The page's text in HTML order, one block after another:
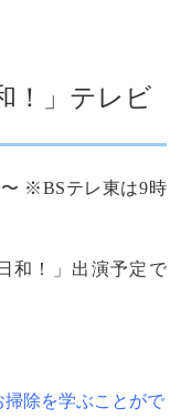
！」テレビ
※BSテレ東は9時
和！」出演予定で
除を学ぶことがで